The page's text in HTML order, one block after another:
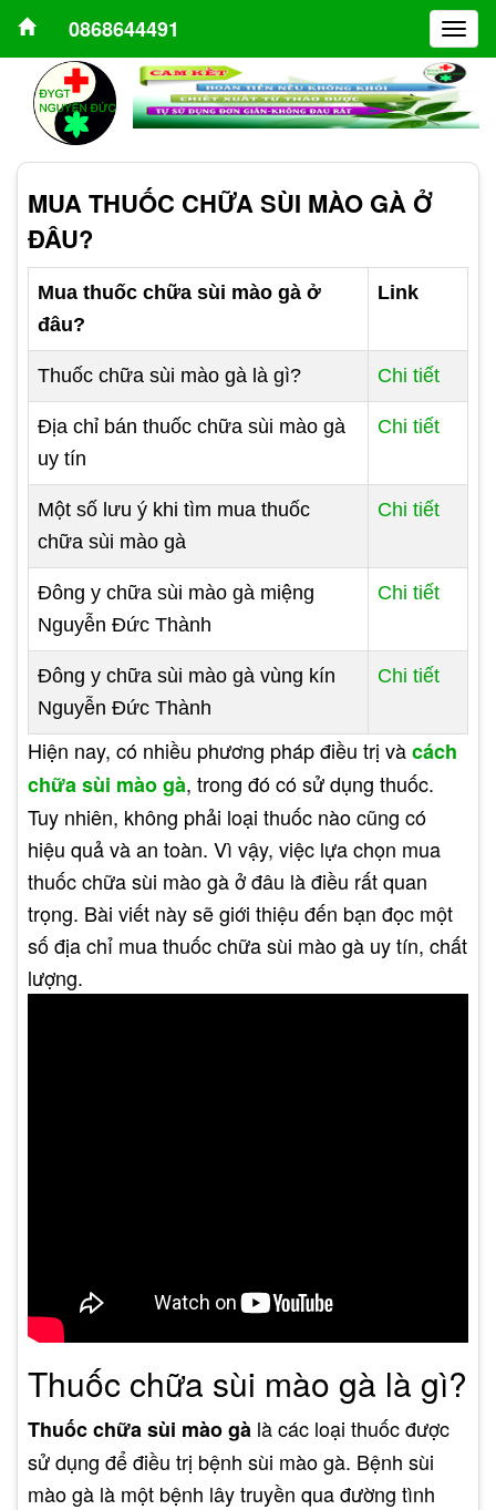
0868644491
MUA THUỐC CHỮA SÙI MÀO GÀ Ở
ĐÂU?
Mua thuốc chữa sùi mào gà ở
đâu?
Link
Thuốc chữa sùi mào gà là gì? Chi tiết
Địa chỉ bán thuốc chữa sùi mào gà
uy tín
Chi tiết
Một số lưu ý khi tìm mua thuốc
chữa sùi mào gà
Chi tiết
Đông y chữa sùi mào gà miệng
Nguyễn Đức Thành
Chi tiết
Đông y chữa sùi mào gà vùng kín
Nguyễn Đức Thành
Chi tiết
Hiện nay, có nhiều phương pháp điều trị vàcách
chữa sùi mào gà, trong đó có sử dụng thuốc.
Tuy nhiên, không phải loại thuốc nào cũng có
hiệu quả và an toàn. Vì vậy, việc lựa chọn mua
thuốc chữa sùi mào gà ở đâu là điều rất quan
trọng. Bài viết này sẽ giới thiệu đến bạn đọc một
số địa chỉ mua thuốc chữa sùi mào gà uy tín, chất
lượng.
Thuốc chữa sùi mào gà là gì?
Thuốc chữa sùi mào gà là các loại thuốc được
sử dụng để điều trị bệnh sùi mào gà. Bệnh sùi
mào gà là một bệnh lây truyền qua đường tình